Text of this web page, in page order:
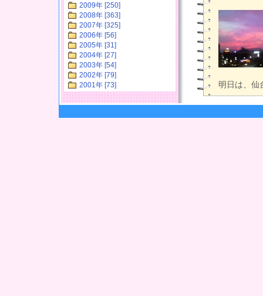
明日は、仙
2009年 [250]
2008年 [363]
2007年 [325]
2006年 [56]
2005年 [31]
2004年 [27]
2003年 [54]
2002年 [79]
2001年 [73]